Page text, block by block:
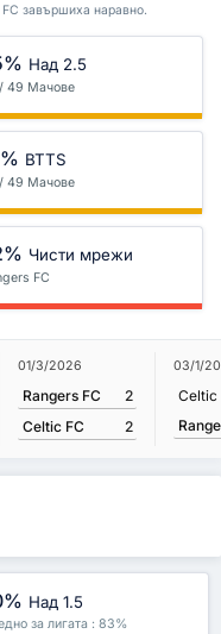
завършиха наравно.
Над 2.5
49 Мачове
BTTS
49 Мачове
Чисти мрежи
FC
01/3/2026
Rangers FC
2
Celtic FC
2
03/1/
Celtic
Над 1.5
за лигата : 83%